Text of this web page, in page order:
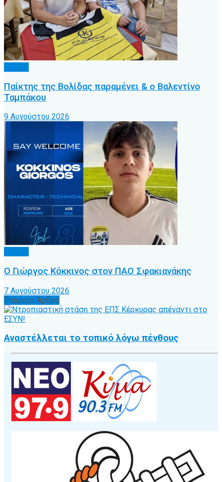
Παίκτης της Βολίδας παραμένει & ο Βαλεντίνο
Ταμπάκου
9 Αυγούστου 2026
Ο Γιώργος Κόκκινος στον ΠΑΟ Σφακιανάκης
7 Αυγούστου 2026
Επόμενο Άρθρο
Αναστέλλεται το τοπικό λόγω πένθους